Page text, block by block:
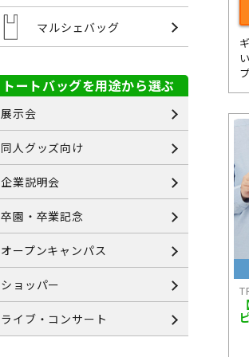
マルシェバッグ
トートバッグを用途から選ぶ
展示会
同人グッズ向け
企業説明会
卒園・卒業記念
オープンキャンパス
ショッパー
ライブ・コンサート